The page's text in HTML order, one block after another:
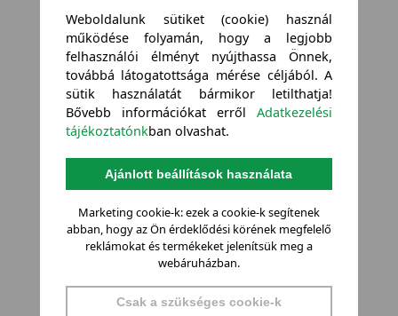
Weboldalunk sütiket (cookie) használ
működése folyamán, hogy a legjobb
felhasználói élményt nyújthassa Önnek,
továbbá látogatottsága mérése céljából. A
sütik használatát bármikor letilthatja!
Bővebb információkat errőlAdatkezelési
tájékoztatónkban olvashat.
Ajánlott beállítások használata
Marketing cookie-k: ezek a cookie-k segítenek
abban, hogy az Ön érdeklődési körének megfelelő
reklámokat és termékeket jelenítsük meg a
webáruházban.
Csak a szükséges cookie-k